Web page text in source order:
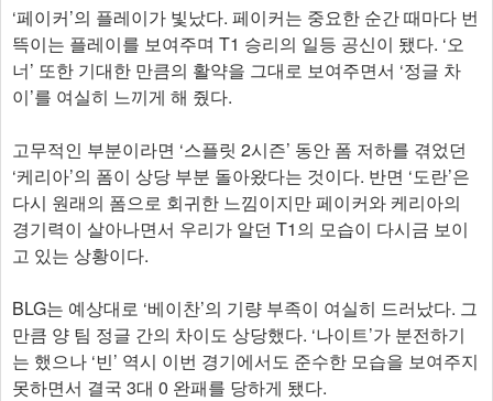
‘페이커’의 플레이가 빛났다. 페이커는 중요한 순간 때마다 번
뜩이는 플레이를 보여주며 T1 승리의 일등 공신이 됐다. ‘오
너’ 또한 기대한 만큼의 활약을 그대로 보여주면서 ‘정글 차
이’를 여실히 느끼게 해 줬다.
고무적인 부분이라면 ‘스플릿 2시즌’ 동안 폼 저하를 겪었던
‘케리아’의 폼이 상당 부분 돌아왔다는 것이다. 반면 ‘도란’은
다시 원래의 폼으로 회귀한 느낌이지만 페이커와 케리아의
경기력이 살아나면서 우리가 알던 T1의 모습이 다시금 보이
고 있는 상황이다.
BLG는 예상대로 ‘베이찬’의 기량 부족이 여실히 드러났다. 그
만큼 양 팀 정글 간의 차이도 상당했다. ‘나이트’가 분전하기
는 했으나 ‘빈’ 역시 이번 경기에서도 준수한 모습을 보여주지
못하면서 결국 3대 0 완패를 당하게 됐다.